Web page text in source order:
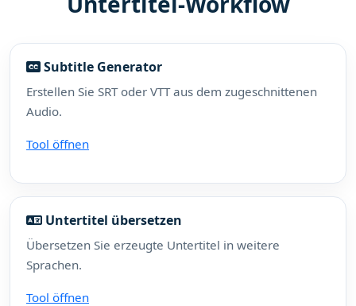
Subtitle Generator
Erstellen Sie SRT oder VTT aus dem zugeschnittenen
Audio.
Tool öffnen
Untertitel übersetzen
Übersetzen Sie erzeugte Untertitel in weitere
Sprachen.
Tool öffnen